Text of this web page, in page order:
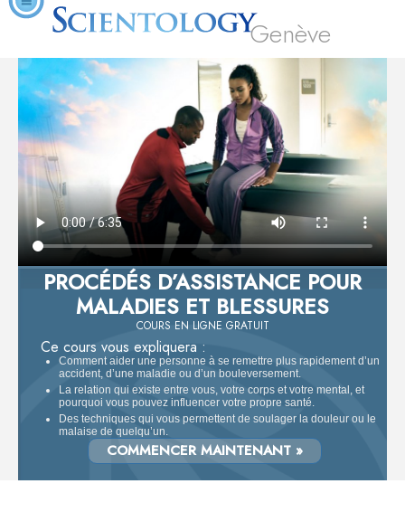
Genève
PROCÉDÉS D’ASSISTANCE POUR
MALADIES ET BLESSURES
COURS EN LIGNE GRATUIT
Ce cours vous expliquera :
Comment aider une personne à se remettre plus rapidement d’un
accident, d’une maladie ou d’un bouleversement.
La relation qui existe entre vous, votre corps et votre mental, et
pourquoi vous pouvez influencer votre propre santé.
Des techniques qui vous permettent de soulager la douleur ou le
malaise de quelqu’un.
COMMENCER MAINTENANT »